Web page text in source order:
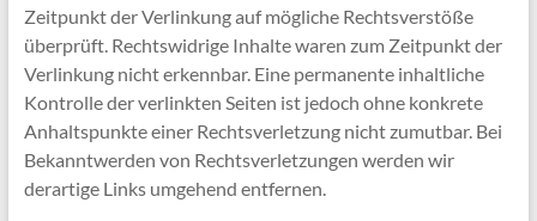
Zeitpunkt der Verlinkung auf mögliche Rechtsverstöße
überprüft. Rechtswidrige Inhalte waren zum Zeitpunkt der
Verlinkung nicht erkennbar. Eine permanente inhaltliche
Kontrolle der verlinkten Seiten ist jedoch ohne konkrete
Anhaltspunkte einer Rechtsverletzung nicht zumutbar. Bei
Bekanntwerden von Rechtsverletzungen werden wir
derartige Links umgehend entfernen.